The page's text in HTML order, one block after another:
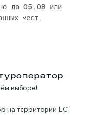
до 05.08 или
мест.
выборе!
на территории ЕС